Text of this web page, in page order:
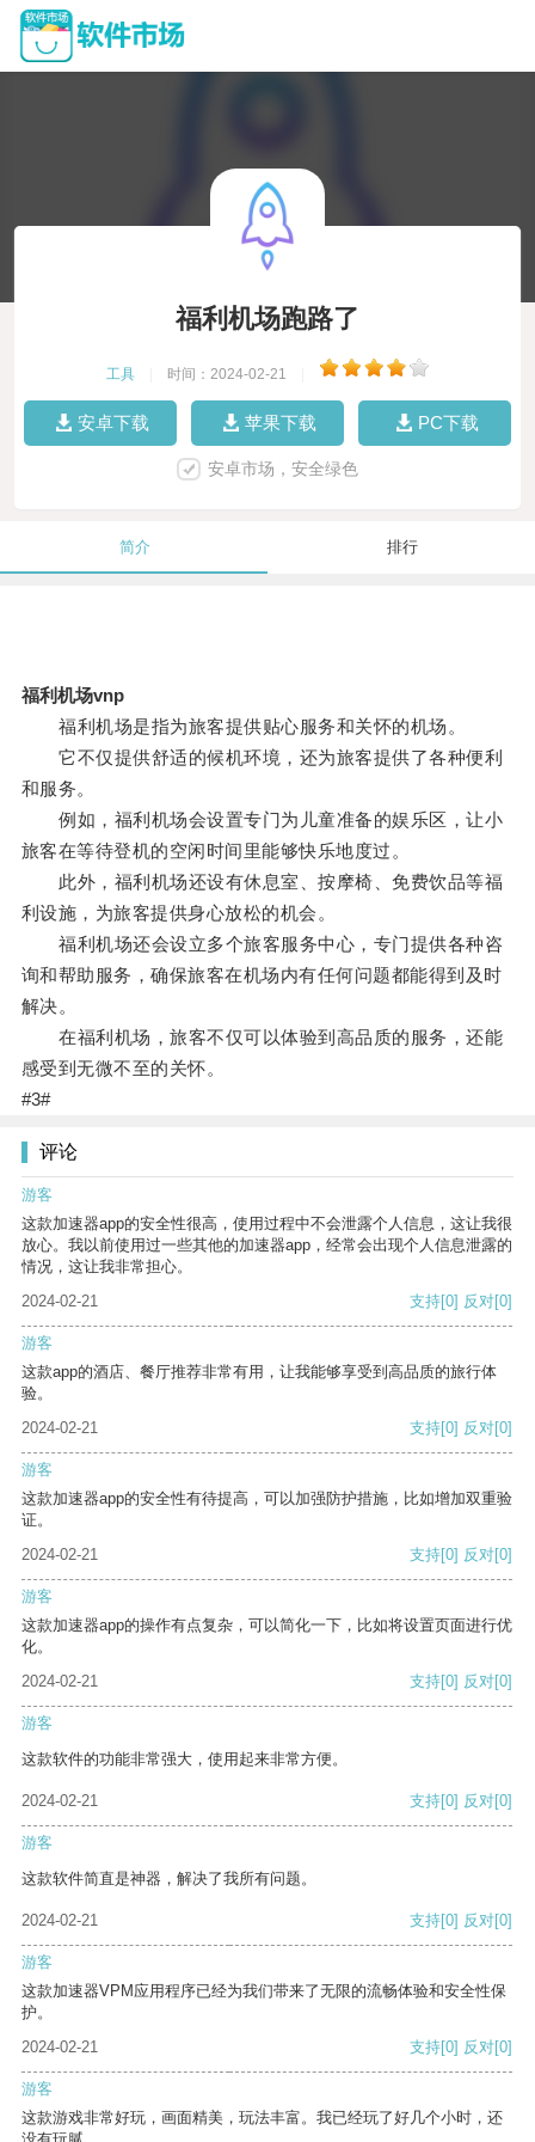
福利机场跑路了
工具 时间：2024-02-21
安卓下载 苹果下载 PC下载
安卓市场，安全绿色
简介 排行
福利机场vnp
福利机场是指为旅客提供贴心服务和关怀的机场。
它不仅提供舒适的候机环境，还为旅客提供了各种便利
和服务。
例如，福利机场会设置专门为儿童准备的娱乐区，让小
旅客在等待登机的空闲时间里能够快乐地度过。
此外，福利机场还设有休息室、按摩椅、免费饮品等福
利设施，为旅客提供身心放松的机会。
福利机场还会设立多个旅客服务中心，专门提供各种咨
询和帮助服务，确保旅客在机场内有任何问题都能得到及时
解决。
在福利机场，旅客不仅可以体验到高品质的服务，还能
感受到无微不至的关怀。
#3#
评论
游客
这款加速器app的安全性很高，使用过程中不会泄露个人信息，这让我很
放心。我以前使用过一些其他的加速器app，经常会出现个人信息泄露的
情况，这让我非常担心。
2024-02-21
支持[0] 反对[0]
游客
这款app的酒店、餐厅推荐非常有用，让我能够享受到高品质的旅行体
验。
2024-02-21
支持[0] 反对[0]
游客
这款加速器app的安全性有待提高，可以加强防护措施，比如增加双重验
证。
2024-02-21
支持[0] 反对[0]
游客
这款加速器app的操作有点复杂，可以简化一下，比如将设置页面进行优
化。
2024-02-21
支持[0] 反对[0]
游客
这款软件的功能非常强大，使用起来非常方便。
2024-02-21 支持[0] 反对[0]
游客
这款软件简直是神器，解决了我所有问题。
2024-02-21 支持[0] 反对[0]
游客
这款加速器VPM应用程序已经为我们带来了无限的流畅体验和安全性保
护。
2024-02-21
支持[0] 反对[0]
游客
这款游戏非常好玩，画面精美，玩法丰富。我已经玩了好几个小时，还